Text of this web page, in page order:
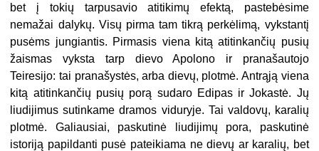
bet į tokių tarpusavio atitikimų efektą, pastebėsime
nemažai dalykų. Visų pirma tam tikrą perkėlimą, vykstantį
pusėms jungiantis. Pirmasis viena kitą atitinkančių pusių
žaismas vyksta tarp dievo Apolono ir pranašautojo
Teiresijo: tai pranašystės, arba dievų, plotmė. Antrąją viena
kitą atitinkančių pusių porą sudaro Edipas ir Jokastė. Jų
liudijimus sutinkame dramos viduryje. Tai valdovų, karalių
plotmė. Galiausiai, paskutinė liudijimų pora, paskutinė
istoriją papildanti pusė pateikiama ne dievų ar karalių, bet